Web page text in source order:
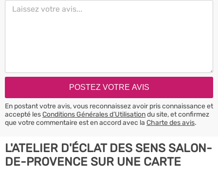
En postant votre avis, vous reconnaissez avoir pris connaissance et
accepté lesConditions Générales d’Utilisationdu site, et confirmez
que votre commentaire est en accord avec la Charte des avis.
L'ATELIER D'ÉCLAT DES SENS SALON-
DE-PROVENCE SUR UNE CARTE